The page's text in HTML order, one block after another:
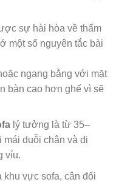
sự hài hòa về thẩm
một số nguyên tắc bài
ngang bằng với mặt
bàn cao hơn ghế vì sẽ
lý tưởng là từ 35–
duỗi chân và di
víu.
vực sofa, cân đối